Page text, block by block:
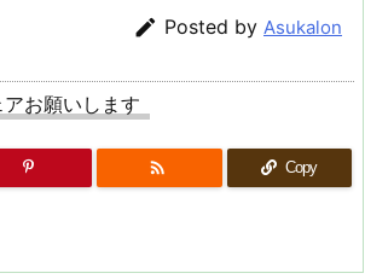
 Posted by Asukalon
お願いします
 Copy